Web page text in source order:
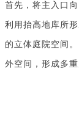
首先，将主入口
利用抬高地库所形
的立体庭院空间
外空间，形成多重